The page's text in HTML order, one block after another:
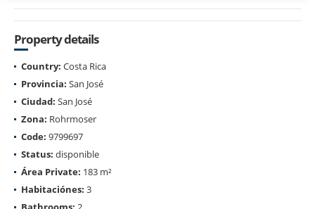
Property details
Country: Costa Rica
Provincia: San José
Ciudad: San José
Zona: Rohrmoser
Code: 9799697
Status: disponible
Área Private: 183 m²
Habitaciónes: 3